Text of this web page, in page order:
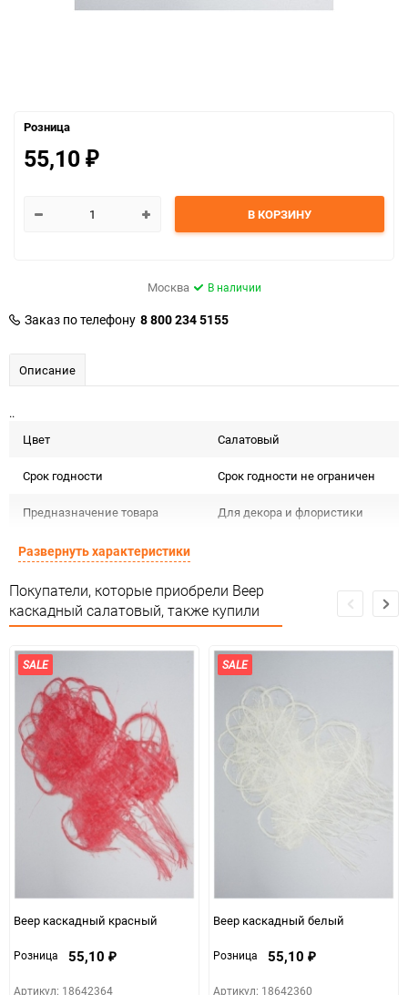
Розница
55,10 ₽
В КОРЗИНУ
Москва В наличии
Заказ по телефону 8 800 234 5155
Описание
..
Цвет
Салатовый
Срок годности Срок годности не ограничен
Предназначение товара Для декора и флористики
Сертификация
Особые условия Особых условий не требует
Минимальное количество 1
Количество в коробке 1
Единица измерения
Развернуть характеристики
Покупатели, которые приобрели Веер
каскадный салатовый, также купили
SALE
Веер каскадный красный
Розница 55,10 ₽
Артикул: 18642364
SALE
Веер каскадный белый
Розница 55,10 ₽
Артикул: 18642360